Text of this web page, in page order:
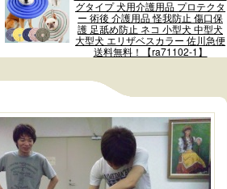
グタイプ 犬用介護用品 プロテクタ
ー 術後 介護用品 怪我防止 傷口保
護 足舐め防止 ネコ 小型犬 中型犬
大型犬 エリザベスカラー 佐川急便
送料無料！【ra71102-1】